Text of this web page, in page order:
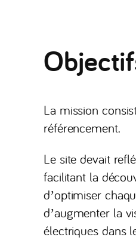
La mission
référencement.
Le site devait
facilitant la
d’optimiser
d’augmenter la
électriques dans